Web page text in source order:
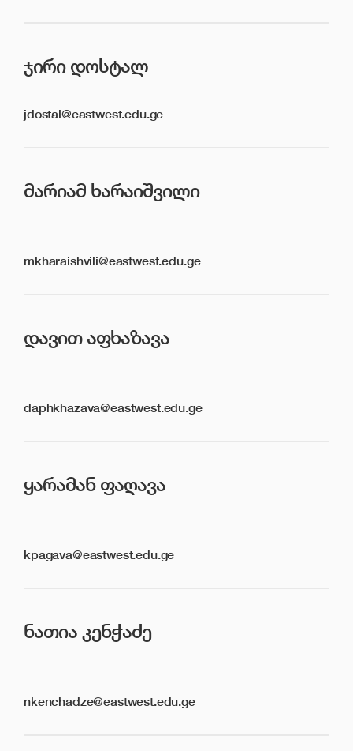
ᲯᲘᲠᲘ ᲓᲝᲡᲢᲐᲚ
jdostal@eastwest.edu.ge
ᲛᲐᲠᲘᲐᲛ ᲮᲐᲠᲐᲘᲨᲕᲘᲚᲘ
mkharaishvili@eastwest.edu.ge
ᲓᲐᲕᲘᲗ ᲐᲤᲮᲐᲖᲐᲕᲐ
daphkhazava@eastwest.edu.ge
ᲧᲐᲠᲐᲛᲐᲜ ᲤᲐᲦᲐᲕᲐ
kpagava@eastwest.edu.ge
ᲜᲐᲗᲘᲐ ᲙᲔᲜᲭᲐᲫᲔ
nkenchadze@eastwest.edu.ge